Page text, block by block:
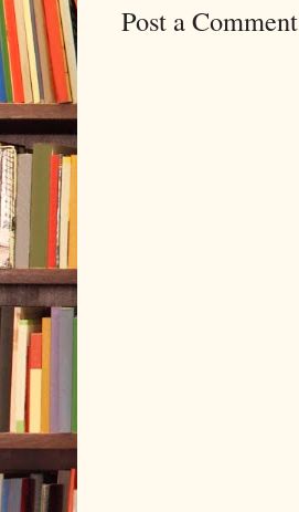
Post a Comment